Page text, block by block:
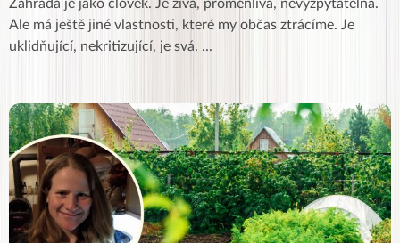
Zahrada je jako člověk. Je živá, proměnlivá, nevyzpytatelná.
Ale má ještě jiné vlastnosti, které my občas ztrácíme. Je
uklidňující, nekritizující, je svá. ...